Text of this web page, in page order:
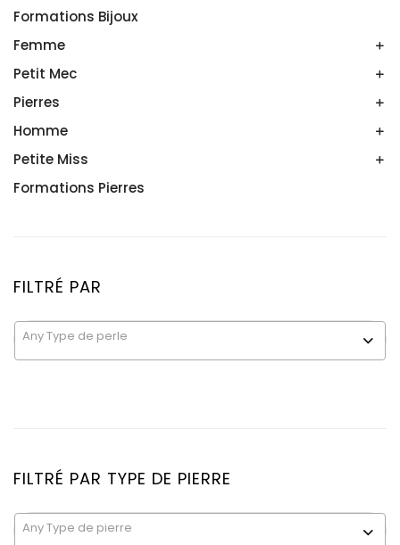
Formations Bijoux
Femme
Bracelets
Bijoux créateur ethnique
Colliers & Pendentifs
Bagues
Boucles d'oreille
Petit Mec
Bracelets
Pierres
Objets
Minéraux
Homme
Bracelets
Colliers & Pendentifs
Petite Miss
Bracelets
Formations Pierres
FILTRÉ PAR
Any Type de perle
FILTRÉ PAR TYPE DE PIERRE
Any Type de pierre